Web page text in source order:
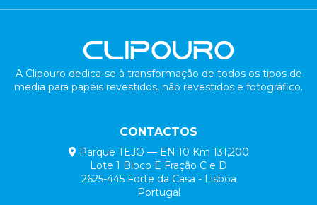
A Clipouro dedica-se à transformação de todos os tipos de
media para papéis revestidos, não revestidos e fotográfico.
CONTACTOS
Parque TEJO — EN 10 Km 131,200
Lote 1 Bloco E Fração C e D
2625-445 Forte da Casa - Lisboa
Portugal